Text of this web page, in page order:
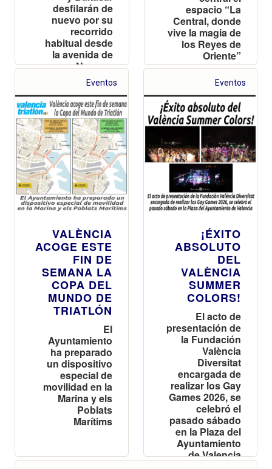
desfilarán de
nuevo por su
recorrido
habitual desde
la avenida de
Navarro
Reverter
espacio “La
Central, donde
vive la magia de
los Reyes de
Oriente”
Eventos
VALÈNCIA
ACOGE ESTE
FIN DE
SEMANA LA
COPA DEL
MUNDO DE
TRIATLÓN
El
Ayuntamiento
ha preparado
un dispositivo
especial de
movilidad en la
Marina y els
Poblats
Marítims
Eventos
¡ÉXITO
ABSOLUTO
DEL
VALÈNCIA
SUMMER
COLORS!
El acto de
presentación de
la Fundación
València
Diversitat
encargada de
realizar los Gay
Games 2026, se
celebró el
pasado sábado
en la Plaza del
Ayuntamiento
de Valencia